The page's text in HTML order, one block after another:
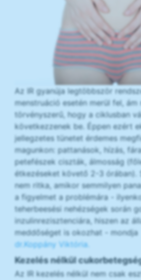
Az IR gyanúja legtöbbször
menstruáció esetén merül fel, ám
törvényszerű, hogy a ciklusban
következzenek be. Éppen ezért
jellegzetes tünetet érdemes
magunkon: pattanások, hízás,
petefészek ciszták, álmosság
étkezéseket követő 2-3 órában).
nem ritka, amikor semmilyen
a figyelmet a problémára -
teherbeesési nehézségek során
inzulinrezisztenciára, hiszen az
meddőséget is okozhat - mondja
dr.Koppány Viktória.
Kezelés nélkül
Az IR kezelés nélkül nem csak